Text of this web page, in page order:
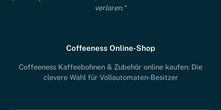
verloren.“
Coffeeness Online-Shop
Coffeeness Kaffeebohnen & Zubehör online kaufen: Die
clevere Wahl für Vollautomaten-Besitzer